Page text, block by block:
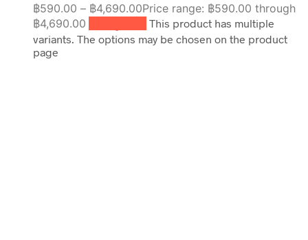
฿590.00 – ฿4,690.00Price range: ฿590.00 through
฿4,690.00
This product has multiple
variants. The options may be chosen on the product
page